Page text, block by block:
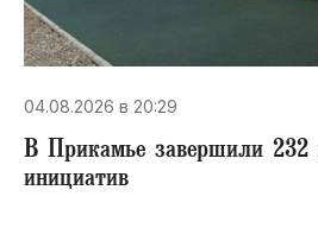
04.08.2026 в 20:29
В Прикамье завершили 232
инициатив